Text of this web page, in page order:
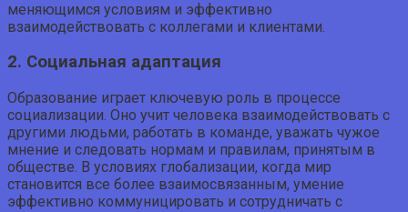
меняющимся условиям и эффективно
взаимодействовать с коллегами и клиентами.
2. Социальная адаптация
Образование играет ключевую роль в процессе
социализации. Оно учит человека взаимодействовать с
другими людьми, работать в команде, уважать чужое
мнение и следовать нормам и правилам, принятым в
обществе. В условиях глобализации, когда мир
становится все более взаимосвязанным, умение
эффективно коммуницировать и сотрудничать с